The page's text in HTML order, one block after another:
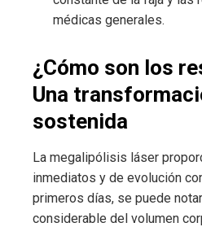
médicas generales.
¿Cómo son los
Una
sostenida
La megalipólisis láser
inmediatos y de evolución
primeros días, se puede
considerable del volumen